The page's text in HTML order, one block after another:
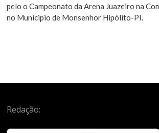
pelo o Campeonato da Arena Juazeiro na
no Municipio de Monsenhor Hipólito-PI.
Redação: